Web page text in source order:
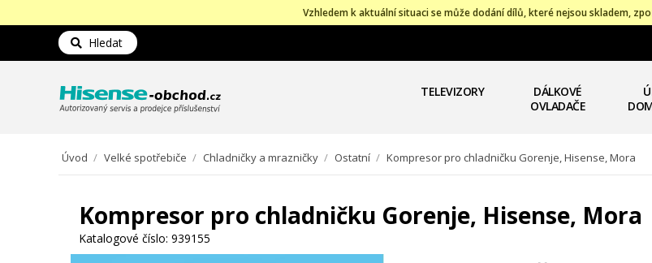
Vzhledem k aktuální situaci se může dodání dílů, které nejsou skladem,
Hledat
TELEVIZORY
DÁLKOVÉ
OVLADAČE
Úvod / Velké spotřebiče / Chladničky a mrazničky / Ostatní / Kompresor pro chladničku Gorenje, Hisense, Mora
Kompresor pro chladničku Gorenje, Hisense, Mora
Katalogové číslo: 939155